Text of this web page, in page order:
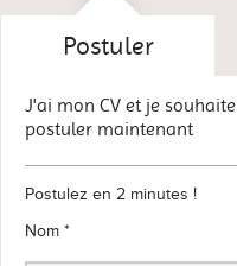
Postuler
J'ai mon CV et je souhaite
postuler maintenant
Postulez en 2 minutes !
Nom *